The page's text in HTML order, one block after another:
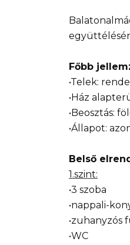
Főbb
•Telek:
•Ház
•Beosztás:
•Állapot:
Belső
1.szint:
•3 szoba
•nappali-
•zuhanyzós
•WC